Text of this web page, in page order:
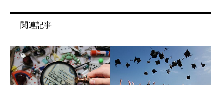
関連記事